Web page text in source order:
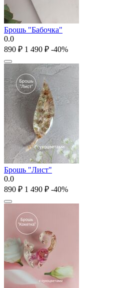
Брошь "Бабочка"
0.0
‍890‍ ₽ 1 490 ₽ -40%
Брошь "Лист"
0.0
‍890‍ ₽ 1 490 ₽ -40%